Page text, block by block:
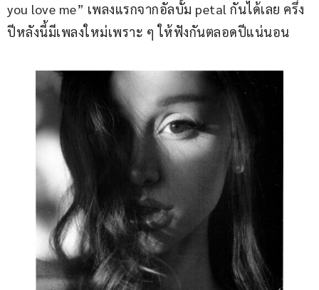
you love me” เพลงแรกจากอัลบั้ม petal กันได้เลย ครึ่ง
ปีหลังนี้มีเพลงใหม่เพราะ ๆ ให้ฟังกันตลอดปีแน่นอน